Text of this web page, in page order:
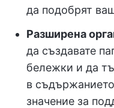
да подобрят
Разширена
да създавате
бележки и да
в
значение за